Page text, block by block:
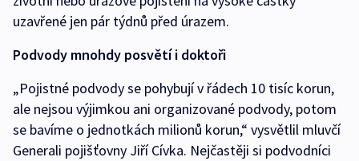
uzavřené jen pár týdnů před úrazem.
Podvody mnohdy posvětí i doktoři
„Pojistné podvody se pohybují v řádech 10 tisíc korun,
ale nejsou výjimkou ani organizované podvody, potom
se bavíme o jednotkách milionů korun,“ vysvětlil mluvčí
Generali pojišťovny Jiří Cívka. Nejčastěji si podvodníci